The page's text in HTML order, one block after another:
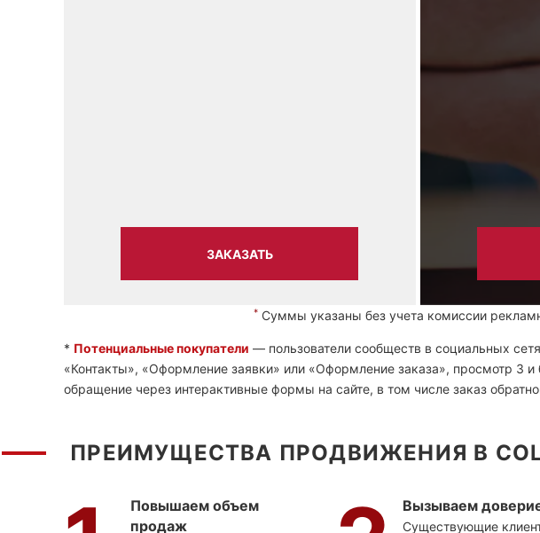
ЗАКАЗАТЬ
*Суммы указаны без учета комиссии
* Потенциальные покупатели — пользователи сообществ в социальных
«Контакты», «Оформление заявки» или «Оформление заказа», просмотр 3
обращение через интерактивные формы на сайте, в том числе заказ
ПРЕИМУЩЕСТВА ПРОДВИЖЕНИЯ В
Повышаем объем
продаж
Вызываем
Существующие